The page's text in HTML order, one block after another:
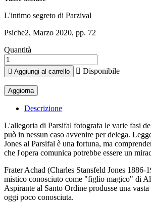
L'intimo segreto di Parzival
Psiche2, Marzo 2020, pp. 72
Quantità
 Aggiungi al carrello  Disponibile
Descrizione
L'allegoria di Parsifal fotografa le varie fasi
può in nessun caso avvenire per delega.
Jones al Parsifal è una fortuna, ma
che l'opera comunica potrebbe essere un
Frater Achad (Charles Stansfeld Jones 1886-
mistico conosciuto come "figlio magico" di
Aspirante al Santo Ordine produsse una
oggi poco conosciuta.